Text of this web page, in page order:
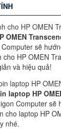
OMEN
Computer sẽ
HP OMEN
và hiệu quả!
laptop HP
Computer sẽ
cho laptop HP
nhé.